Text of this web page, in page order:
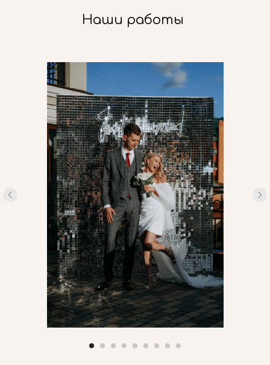
Наши работы